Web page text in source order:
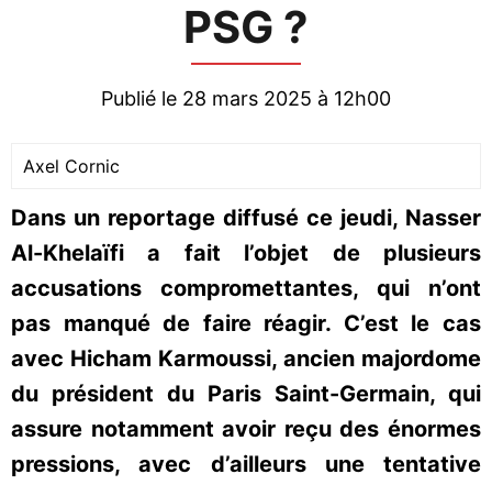
PSG ?
Publié le 28 mars 2025 à 12h00
Axel Cornic
Dans un reportage diffusé ce jeudi, Nasser
Al-Khelaïfi a fait l’objet de plusieurs
accusations compromettantes, qui n’ont
pas manqué de faire réagir. C’est le cas
avec Hicham Karmoussi, ancien majordome
du président du Paris Saint-Germain, qui
assure notamment avoir reçu des énormes
pressions, avec d’ailleurs une tentative